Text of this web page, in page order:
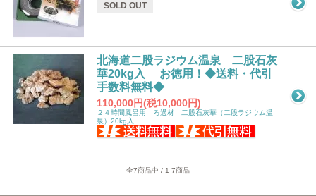
SOLD OUT
北海道二股ラジウム温泉 二股石灰
華20kg入 お徳用！◆送料・代引
手数料無料◆
110,000円(税10,000円)
２４時間風呂用 ろ過材 二股石灰華（二股ラジウム温
泉）20kg入
全7商品中 / 1-7商品